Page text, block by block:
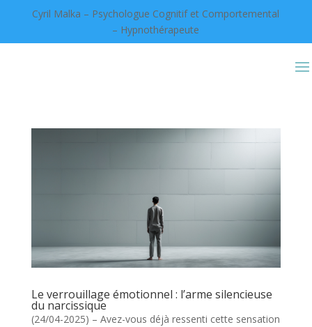
Cyril Malka – Psychologue Cognitif et Comportemental
– Hypnothérapeute
Le verrouillage émotionnel : l’arme silencieuse
du narcissique
(24/04-2025) – Avez-vous déjà ressenti cette sensation